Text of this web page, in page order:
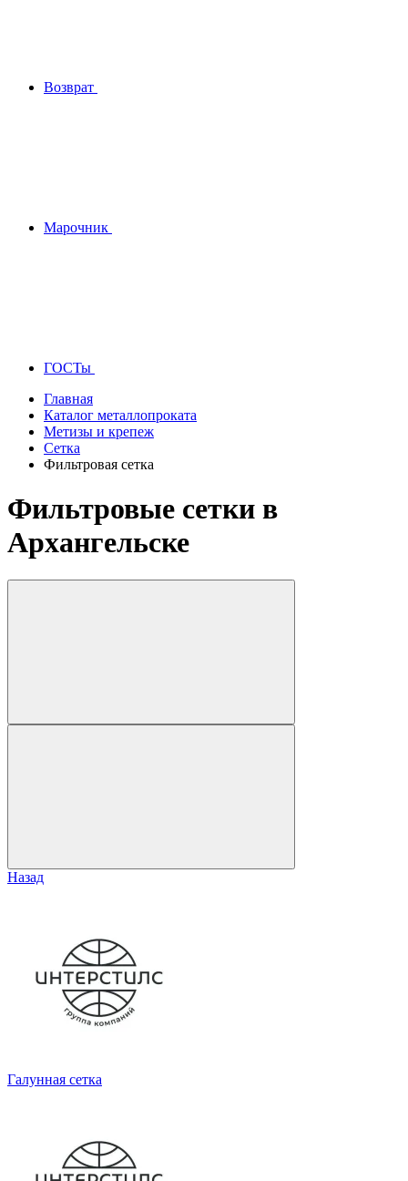
Возврат
Марочник
ГОСТы
Главная
Каталог металлопроката
Метизы и крепеж
Сетка
Фильтровая сетка
Фильтровые сетки в
Архангельске
Назад
Галунная сетка